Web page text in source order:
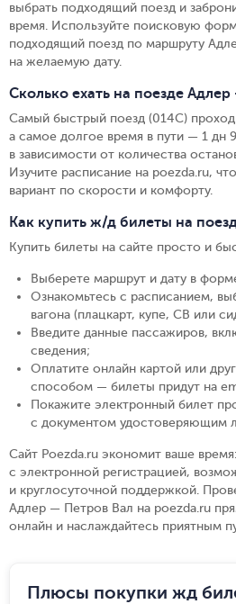
выбрать подходящий поезд и
время. Используйте поисковую
подходящий поезд по маршруту
на желаемую дату.
Сколько ехать на поезде
Самый быстрый поезд (014С)
а самое долгое время в пути — 1 дн
в зависимости от количества
Изучите расписание на poezda.ru,
вариант по скорости и комфорту.
Как купить ж/д билеты на
Купить билеты на сайте просто и
Выберете маршрут и дату в
Ознакомьтесь с расписанием,
вагона (плацкарт, купе, СВ или
Введите данные пассажиров,
сведения;
Оплатите онлайн картой или
способом — билеты придут на
Покажите электронный билет
с документом удостоверяющим
Сайт Poezda.ru экономит ваше
с электронной регистрацией,
и круглосуточной поддержкой.
Адлер — Петров Вал на poezda.ru
онлайн и наслаждайтесь приятным
Плюсы покупки жд